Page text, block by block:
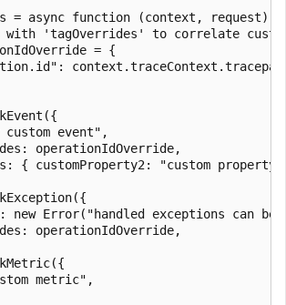
= async function (context, request) {
with 'tagOverrides' to correlate
= {
custom event",
operationIdOverride,
{ customProperty2: "custom property
new Error("handled exceptions can be
operationIdOverride,
metric",